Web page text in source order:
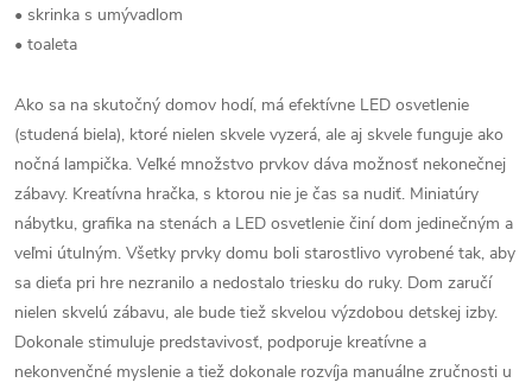
• skrinka s umývadlom
• toaleta
Ako sa na skutočný domov hodí, má efektívne LED osvetlenie
(studená biela), ktoré nielen skvele vyzerá, ale aj skvele funguje ako
nočná lampička. Veľké množstvo prvkov dáva možnosť nekonečnej
zábavy. Kreatívna hračka, s ktorou nie je čas sa nudiť. Miniatúry
nábytku, grafika na stenách a LED osvetlenie činí dom jedinečným a
veľmi útulným. Všetky prvky domu boli starostlivo vyrobené tak, aby
sa dieťa pri hre nezranilo a nedostalo triesku do ruky. Dom zaručí
nielen skvelú zábavu, ale bude tiež skvelou výzdobou detskej izby.
Dokonale stimuluje predstavivosť, podporuje kreatívne a
nekonvenčné myslenie a tiež dokonale rozvíja manuálne zručnosti u